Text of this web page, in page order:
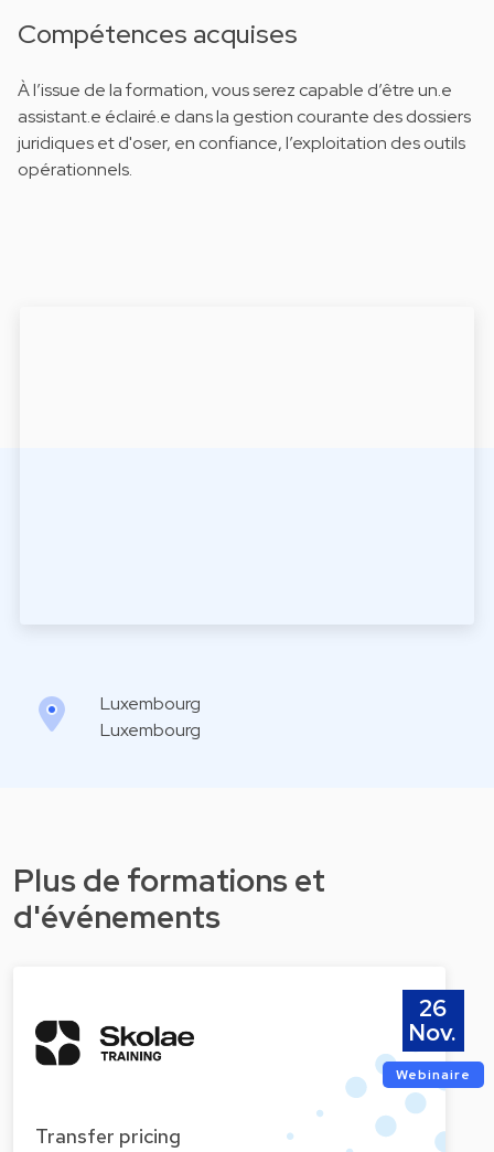
Compétences acquises
À l’issue de la formation, vous serez capable d’être un.e
assistant.e éclairé.e dans la gestion courante des dossiers
juridiques et d'oser, en confiance, l’exploitation des outils
opérationnels.
Luxembourg
Luxembourg
Plus de formations et
d'événements
Transfer pricing
26
Nov.
Webinaire